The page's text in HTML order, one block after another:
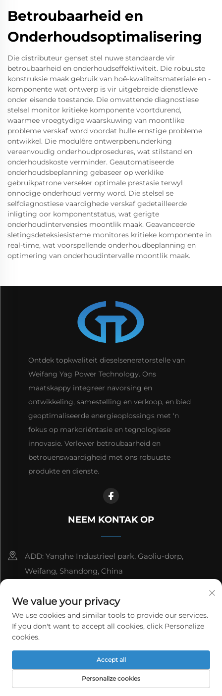
Betroubaarheid en
Onderhoudsoptimalisering
Die distributeur genset stel nuwe standaarde vir
betroubaarheid en onderhoudseffektiwiteit. Die robuuste
konstruksie maak gebruik van hoë-kwaliteitsmateriale en -
komponente wat ontwerp is vir uitgebreide dienstlewe
onder eisende toestande. Die omvattende diagnostiese
stelsel monitor kritieke komponente voortdurend,
waarmee vroegtydige waarskuwing van moontlike
probleme verskaf word voordat hulle ernstige probleme
ontwikkel. Die modulêre ontwerpbenunderking
vereenvoudig onderhoudprosedures, wat stilstand en
onderhoudskoste verminder. Geautomatiseerde
onderhoudsbeplanning gebaseer op werklike
gebruikpatrone verseker optimale prestasie terwyl
onnodige onderhoud vermy word. Die stelsel se
selfdiagnostiese vaardighede verskaf gedetailleerde
inligting oor komponentstatus, wat gerigte
onderhoudintervensies moontlik maak. Geavanceerde
sletingsdeteksiesisteme monitores kritieke komponente in
real-time, wat voorspellende onderhoudbeplanning en
optimering van onderhoudintervalle moontlik maak.
Ontdek topkwaliteit dieselseneratorstelle van
Weifang Yag Power Technology. Ons
maatskappy integreer navorsing en
ontwikkeling, samestelling en verkoop, en bied
geoptimaliseerde energieoplossings met 'n
fokus op markoriëntasie en tegnologiese
innovasie. Verlewer betroubaarheid en
betrouenswaardigheid met ons robuuste
produkte en dienste.
NEEM KONTAK OP
ADD: Yanghe Industrieel park, Gaoliu-dorp,
Weifang, Shandong, China
[email protected]
Kopiereg © WeiFang Yag Power Technology Co., Ltd. Alle
Privaatheidspolitiek
We value your privacy
We use cookies and similar tools to provide our services.
If you don't want to accept all cookies, click Personalize
cookies.
Personalize cookies
Accept all